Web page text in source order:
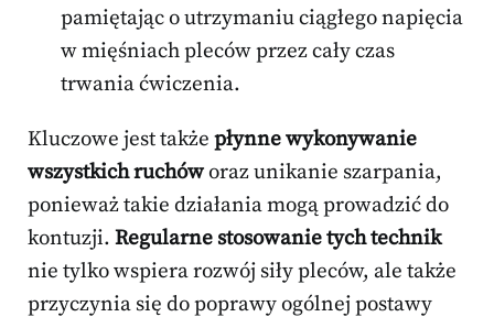
pamiętając o utrzymaniu ciągłego napięcia
w mięśniach pleców przez cały czas
trwania ćwiczenia.
Kluczowe jest także płynne wykonywanie
wszystkich ruchóworaz unikanie szarpania,
ponieważ takie działania mogą prowadzić do
kontuzji. Regularne stosowanie tych technik
nie tylko wspiera rozwój siły pleców, ale także
przyczynia się do poprawy ogólnej postawy